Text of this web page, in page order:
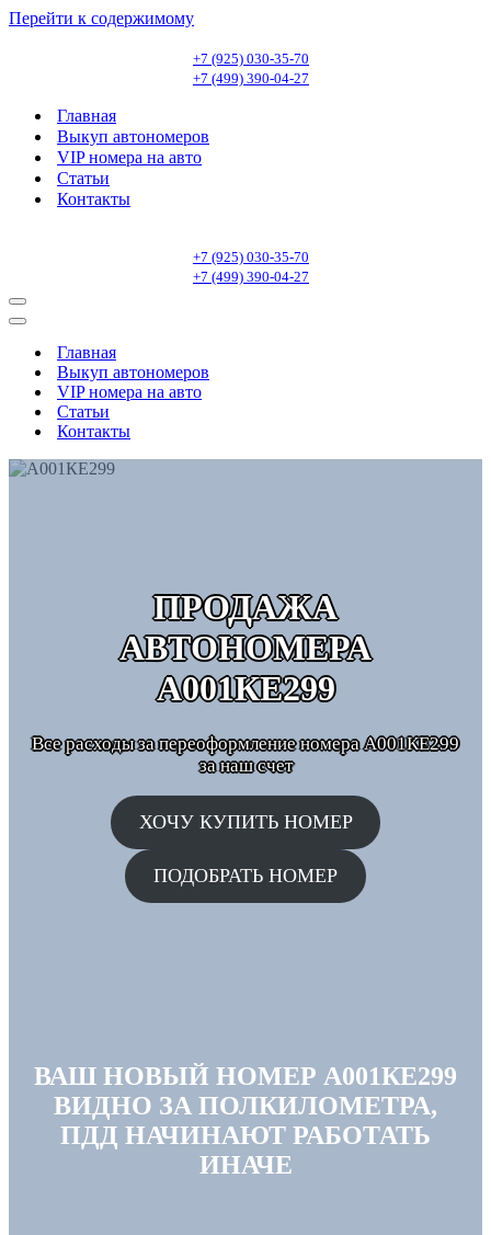
Перейти к содержимому
+7 (925) 030-35-70
+7 (499) 390-04-27
Главная
Выкуп автономеров
VIP номера на авто
Статьи
Контакты
+7 (925) 030-35-70
+7 (499) 390-04-27
Меню
навигации
Меню
навигацииГлавная
Выкуп автономеров
VIP номера на авто
Статьи
Контакты
ПРОДАЖА
АВТОНОМЕРА
А001КЕ299
Все расходы за переоформление номера А001КЕ299
за наш счет
ХОЧУ КУПИТЬ НОМЕР
ПОДОБРАТЬ НОМЕР
ВАШ НОВЫЙ НОМЕР А001КЕ299
ВИДНО ЗА ПОЛКИЛОМЕТРА,
ПДД НАЧИНАЮТ РАБОТАТЬ
ИНАЧЕ